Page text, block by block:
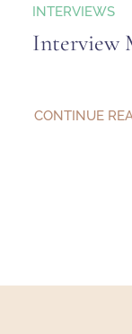
INTERVIEWS
Interview
CONTINUE